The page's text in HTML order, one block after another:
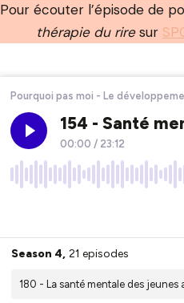
Pour écouter l’épisode de
thérapie du riresur